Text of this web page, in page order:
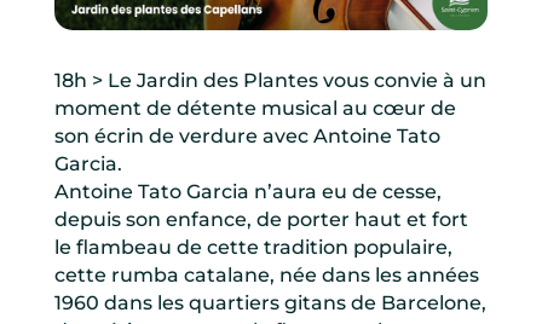
18h > Le Jardin des Plantes vous convie à un
moment de détente musical au cœur de
son écrin de verdure avec Antoine Tato
Garcia.
Antoine Tato Garcia n’aura eu de cesse,
depuis son enfance, de porter haut et fort
le flambeau de cette tradition populaire,
cette rumba catalane, née dans les années
1960 dans les quartiers gitans de Barcelone,